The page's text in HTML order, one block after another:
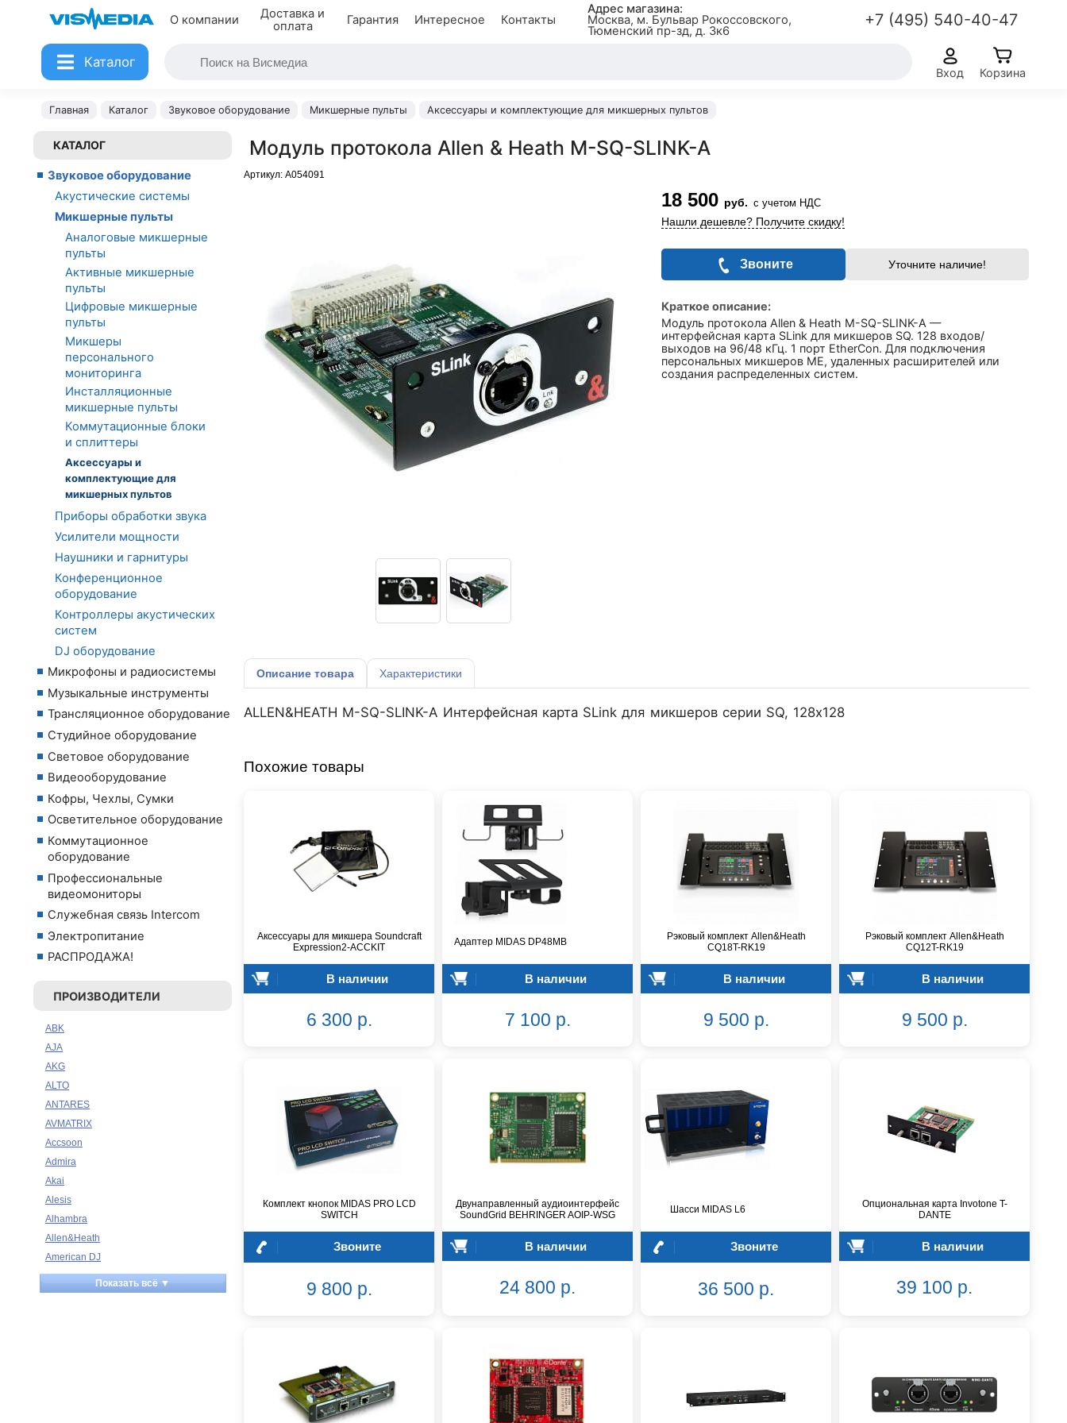
О компании
Доставка и
оплата
Гарантия Интересное Контакты
Адрес магазина:
Москва, м. Бульвар Рокоссовского,
Тюменский пр-зд, д. 3к6
+7 (495) 540-40-47
Каталог
Вход Корзина
Главная Каталог Звуковое оборудование Микшерные пульты Аксессуары и комплектующие для микшерных пультов
КАТАЛОГ
Звуковое оборудование
Акустические системы
Микшерные пульты
Аналоговые микшерные
пульты
Активные микшерные
пульты
Цифровые микшерные
пульты
Микшеры
персонального
мониторинга
Инсталляционные
микшерные пульты
Коммутационные блоки
и сплиттеры
Аксессуары и
комплектующие для
микшерных пультов
Приборы обработки звука
Усилители мощности
Наушники и гарнитуры
Конференционное
оборудование
Контроллеры акустических
систем
DJ оборудование
Микрофоны и радиосистемы
Музыкальные инструменты
Трансляционное оборудование
Студийное оборудование
Световое оборудование
Видеооборудование
Кофры, Чехлы, Сумки
Осветительное оборудование
Коммутационное
оборудование
Профессиональные
видеомониторы
Служебная связь Intercom
Электропитание
РАСПРОДАЖА!
ПРОИЗВОДИТЕЛИ
ABK
AJA
AKG
ALTO
ANTARES
AVMATRIX
Accsoon
Admira
Akai
Alesis
Alhambra
Allen&Heath
American DJ
Ampeg
Apart
Показать всё ▼
Модуль протокола Allen & Heath M-SQ-SLINK-A
Артикул: A054091
18 500 руб. с учетом НДС
Нашли дешевле? Получите скидку!
Звоните Уточните наличие!
Краткое описание:
Модуль протокола Allen & Heath M-SQ-SLINK-A —
интерфейсная карта SLink для микшеров SQ. 128 входов/
выходов на 96/48 кГц. 1 порт EtherCon. Для подключения
персональных микшеров ME, удаленных расширителей или
создания распределенных систем.
Описание товара Характеристики
ALLEN&HEATH M-SQ-SLINK-A Интерфейсная карта SLink для микшеров серии SQ, 128х128
Похожие товары
Аксессуары для микшера Soundcraft
Expression2-ACCKIT
В наличии
6 300 р.
Адаптер MIDAS DP48MB
В наличии
7 100 р.
Рэковый комплект Allen&Heath
CQ18T-RK19
В наличии
9 500 р.
Рэковый комплект Allen&Heath
CQ12T-RK19
В наличии
9 500 р.
Комплект кнопок MIDAS PRO LCD
SWITCH
Звоните
9 800 р.
Двунаправленный аудиоинтерфейс
SoundGrid BEHRINGER AOIP-WSG
В наличии
24 800 р.
Шасси MIDAS L6
Звоните
36 500 р.
Опциональная карта Invotone T-
DANTE
В наличии
39 100 р.